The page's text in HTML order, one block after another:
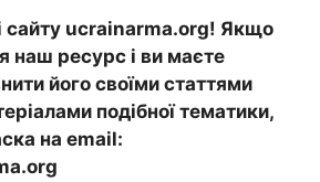
сайту ucrainarma.org! Якщо
наш ресурс і ви маєте
його своїми статтями
подібної тематики,
на email: